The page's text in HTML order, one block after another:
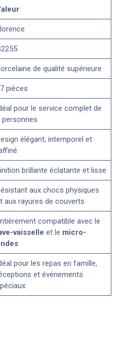
de qualité supérieure
pièces
pour le service complet de
personnes
élégant, intemporel et
brillante éclatante et lisse
aux chocs physiques
aux rayures de couverts
compatible avec le
vaisselle et le micro-
pour les repas en famille,
et événements